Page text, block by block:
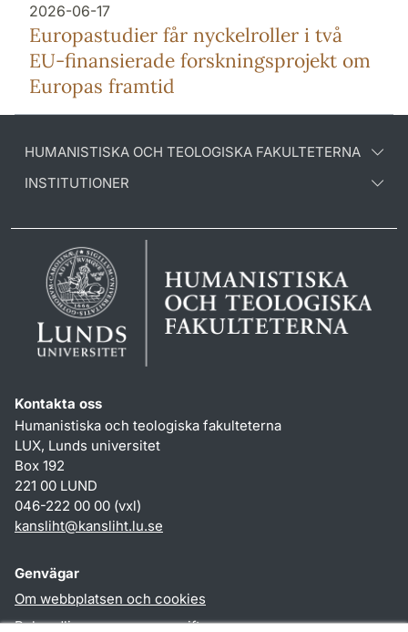
2026-06-17
Europa­studier får nyckel­roller i två
EU-finansierade forsknings­projekt om
Europas framtid
HUMANISTISKA OCH TEOLOGISKA FAKULTETERNA
INSTITUTIONER
Kontakta oss
Humanistiska och teologiska fakulteterna
LUX, Lunds universitet
Box 192
221 00 LUND
046-222 00 00 (vxl)
kansliht@kansliht.lu.se
Genvägar
Om webbplatsen och cookies
Behandling av personuppgifter